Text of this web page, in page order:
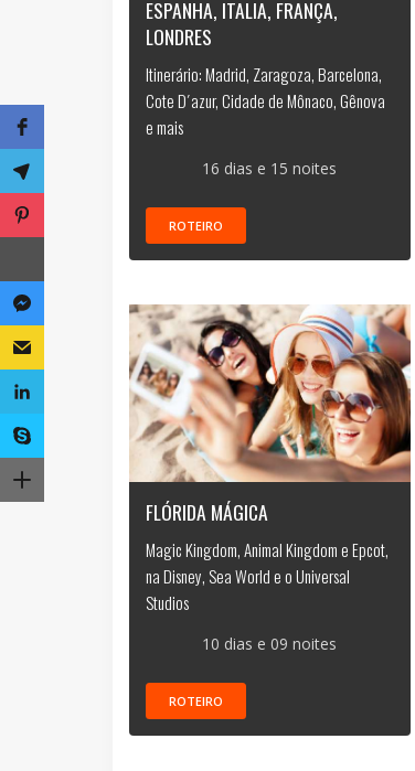
ESPANHA, ITALIA, FRANÇA,
LONDRES
Itinerário: Madrid, Zaragoza, Barcelona,
Cote D´azur, Cidade de Mônaco, Gênova
e mais
16 dias e 15 noites
ROTEIRO
FLÓRIDA MÁGICA
Magic Kingdom, Animal Kingdom e Epcot,
na Disney, Sea World e o Universal
Studios
10 dias e 09 noites
ROTEIRO